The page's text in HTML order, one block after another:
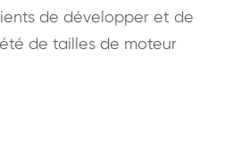
de développer et de
de tailles de moteur